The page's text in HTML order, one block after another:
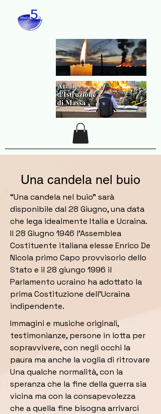
Una candela nel buio
“Una candela nel buio” sarà
disponibile dal 28 Giugno, una data
che lega idealmente Italia e Ucraina.
Il 28 Giugno 1946 l'Assemblea
Costituente italiana elesse Enrico De
Nicola primo Capo provvisorio dello
Stato e il 28 giungo 1996 il
Parlamento ucraino ha adottato la
prima Costituzione dell'Ucraina
indipendente.
Immagini e musiche originali,
testimonianze, persone in lotta per
sopravvivere, con negli occhi la
paura ma anche la voglia di ritrovare
Una qualche normalità, con la
speranza che la fine della guerra sia
vicina ma con la consapevolezza
che a quella fine bisogna arrivarci